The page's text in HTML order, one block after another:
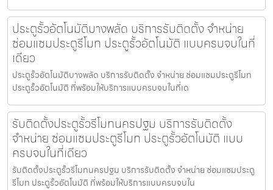
ประตูรั้วอัตโนมัติบางพลัด บริการรับติดตั้ง จำหน่าย
ซ่อมแซมประตูรีโมท ประตูรั้วอัตโนมัติ แบบครบจบในที่
เดียว
ประตูรั้วอัตโนมัติบางพลัด บริการรับติดตั้ง จำหน่าย ซ่อมแซมประตูรีโมท
ประตูรั้วอัตโนมัติ ที่พร้อมให้บริการแบบครบจบในที่เด
รับติดตั้งประตูรั้วรีโมทนครปฐม บริการรับติดตั้ง
จำหน่าย ซ่อมแซมประตูรีโมท ประตูรั้วอัตโนมัติ แบบ
ครบจบในที่เดียว
รับติดตั้งประตูรั้วรีโมทนครปฐม บริการรับติดตั้ง จำหน่าย ซ่อมแซมประตู
รีโมท ประตูรั้วอัตโนมัติ ที่พร้อมให้บริการแบบครบจบใน